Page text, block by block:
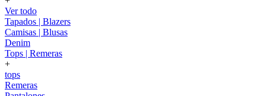
Ver todo
Tapados | Blazers
Camisas | Blusas
Denim
Tops | Remeras
+
tops
Remeras